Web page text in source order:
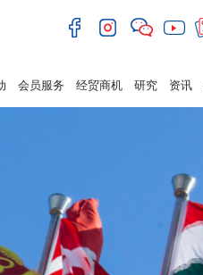
会员服务 经贸商机 研究 资讯